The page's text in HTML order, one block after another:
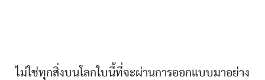
ไม่ใช่ทุกสิ่งบนโลกใบนี้ที่จะผ่านการออกแบบมาอย่าง